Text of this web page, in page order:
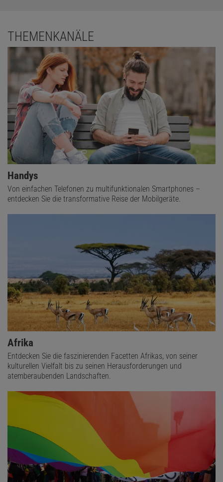
THEMENKANÄLE
Handys
Von einfachen Telefonen zu multifunktionalen Smartphones –
entdecken Sie die transformative Reise der Mobilgeräte.
Afrika
Entdecken Sie die faszinierenden Facetten Afrikas, von seiner
kulturellen Vielfalt bis zu seinen Herausforderungen und
atemberaubenden Landschaften.